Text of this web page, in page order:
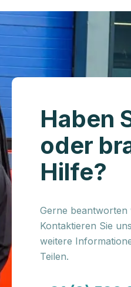
Haben
oder
Hilfe?
Gerne beantworten
Kontaktieren Sie
weitere
Teilen.